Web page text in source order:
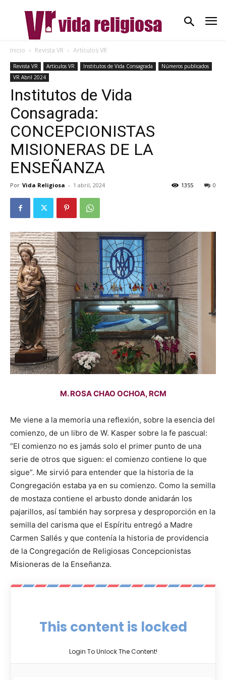
Inicio Revista VR Artículos VR
Revista VR Artículos VR Institutos de Vida Consagrada
Números publicados
VR Abril 2024
Institutos de Vida
Consagrada:
CONCEPCIONISTAS
MISIONERAS DE LA
ENSEÑANZA
Por Vida Religiosa - 1 abril, 2024 0
1355
M. ROSA CHAO OCHOA, RCM
Me viene a la memoria una reflexión, sobre la esencia del
comienzo, de un libro de W. Kasper sobre la fe pascual:
“El comienzo no es jamás solo el primer punto de una
serie de otros que siguen: el comienzo contiene lo que
sigue”. Me sirvió para entender que la historia de la
Congregación estaba ya en su comienzo. Como la semilla
de mostaza contiene el arbusto donde anidarán los
pajarillos, así también hay sorpresa y desproporción en la
semilla del carisma que el Espíritu entregó a Madre
Carmen Sallés y que contenía la historia de providencia
de la Congregación de Religiosas Concepcionistas
Misioneras de la Enseñanza.
This content is locked
Login To Unlock The Content!